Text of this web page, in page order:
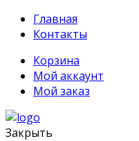
Главная
Контакты
Корзина
Мой аккаунт
Мой заказ
Закрыть